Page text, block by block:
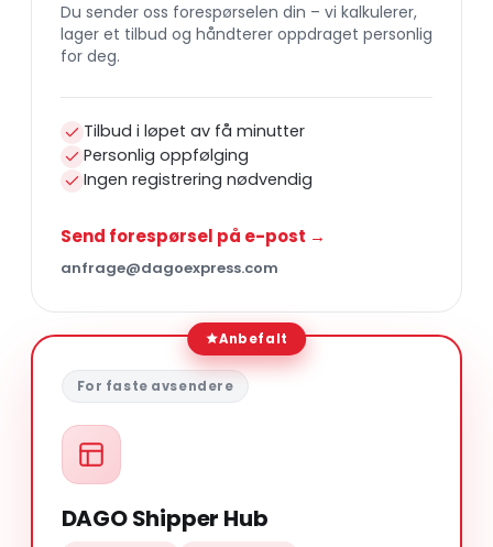
Du sender oss forespørselen din – vi kalkulerer,
lager et tilbud og håndterer oppdraget personlig
for deg.
Tilbud i løpet av få minutter
Personlig oppfølging
Ingen registrering nødvendig
Send forespørsel på e-post →
anfrage@dagoexpress.com
Anbefalt
For faste avsendere
DAGO Shipper Hub